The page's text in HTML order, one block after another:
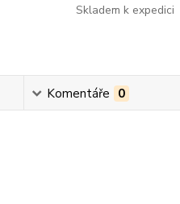
Skladem k expedici
Komentáře 0